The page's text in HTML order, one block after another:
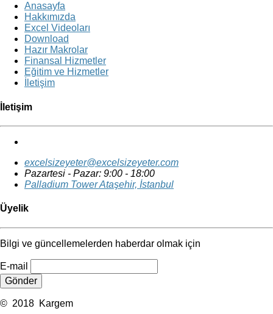
Anasayfa
Hakkımızda
Excel Videoları
Download
Hazır Makrolar
Finansal Hizmetler
Eğitim ve Hizmetler
İletişim
İletişim
excelsizeyeter@excelsizeyeter.com
Pazartesi - Pazar: 9:00 - 18:00
Palladium TowerAtaşehir, İstanbul
Üyelik
Bilgi ve güncellemelerden haberdar olmak için
E-mail
Gönder
© 2018 Kargem